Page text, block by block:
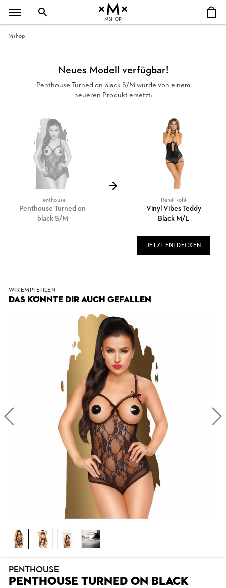
MSHOP
Mshop
Neues Modell verfügbar!
Penthouse Turned on black S/M wurde von einem
neueren Produkt ersetzt:
Penthouse
Penthouse Turned on
black S/M
René Rofé
Vinyl Vibes Teddy
Black M/L
JETZT ENTDECKEN
WIR EMPFEHLEN
DAS KÖNNTE DIR AUCH GEFALLEN
PENTHOUSE
PENTHOUSE TURNED ON BLACK